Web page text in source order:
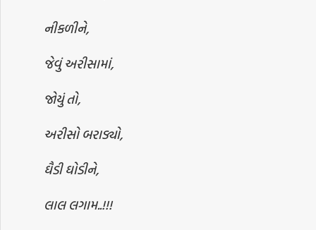
નીકળીને,
જેવું અરીસામાં,
જોયું તો,
અરીસો બરાડ્યો,
ઘૈડી ઘોડીને,
લાલ લગામ..!!!